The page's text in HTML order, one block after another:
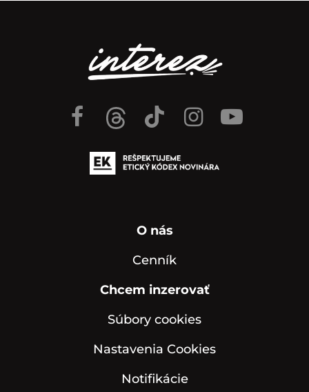
O nás
Cenník
Chcem inzerovať
Súbory cookies
Nastavenia Cookies
Notifikácie